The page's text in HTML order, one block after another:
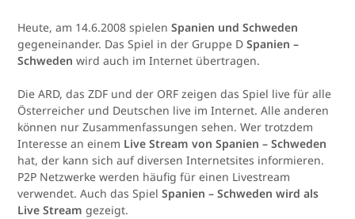
Heute, am 14.6.2008 spielenSpanien und Schweden
gegeneinander. Das Spiel in der Gruppe D Spanien –
Schweden wird auch im Internet übertragen.
Die ARD, das ZDF und der ORF zeigen das Spiel live für alle
Österreicher und Deutschen live im Internet. Alle anderen
können nur Zusammenfassungen sehen. Wer trotzdem
Interesse an einem Live Stream von Spanien – Schweden
hat, der kann sich auf diversen Internetsites informieren.
P2P Netzwerke werden häufig für einen Livestream
verwendet. Auch das SpielSpanien – Schweden wird als
Live Stream gezeigt.